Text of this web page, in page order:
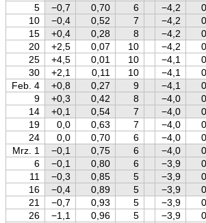
5
−0,7 0,70 6 −4,2
10
−0,4 0,52 7 −4,2
15
+0,4 0,28 8 −4,2
20
+2,5 0,07 10 −4,2
25
+4,5 0,01 10 −4,1
30
+2,1 0,11 10 −4,1
Feb. 4
+0,8 0,27 9 −4,1
9
+0,3 0,42 8 −4,0
14
+0,1 0,54 7 −4,0
19
0,0 0,63 7 −4,0
24
0,0 0,70 6 −4,0
Mrz. 1
−0,1 0,75 6 −4,0
6
−0,1 0,80 6 −3,9
11
−0,3 0,85 5 −3,9
16
−0,4 0,89 5 −3,9
21
−0,7 0,93 5 −3,9
26
−1,1 0,96 5 −3,9